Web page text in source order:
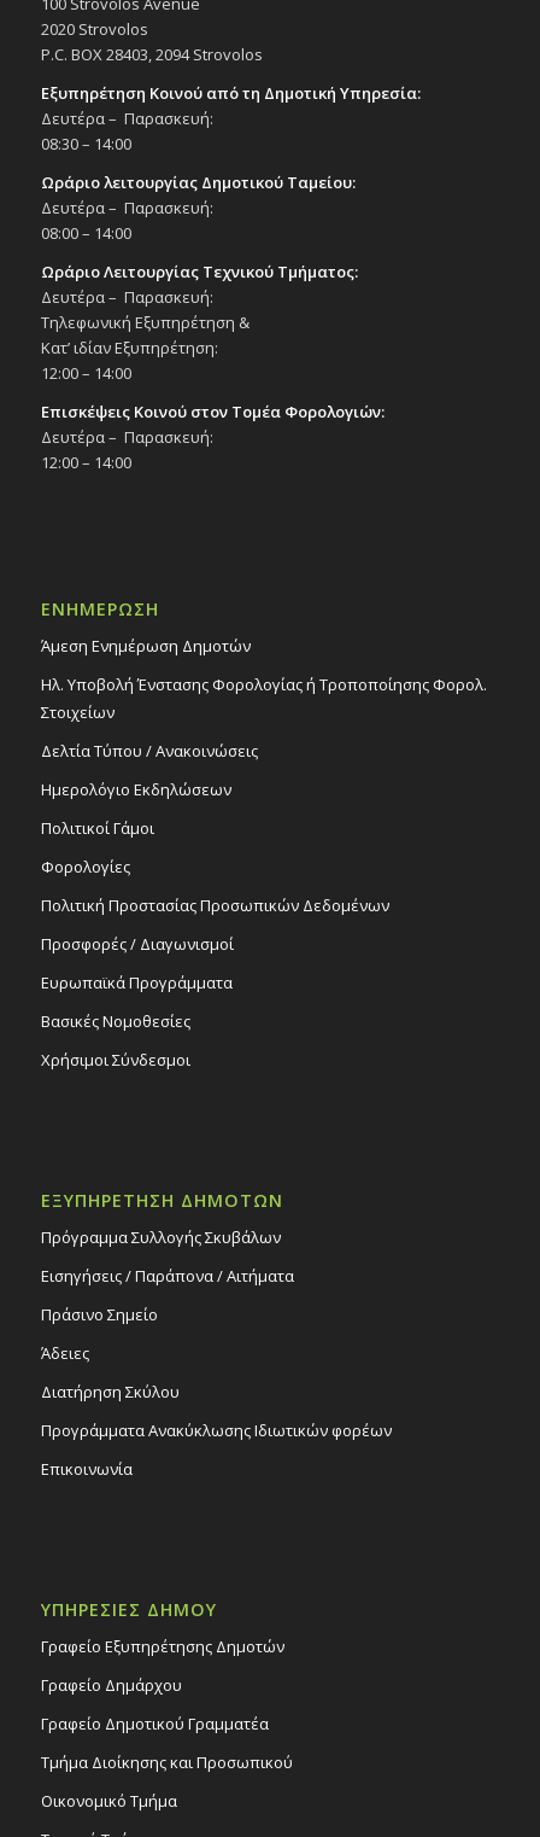
2020 Strovolos
P.C. BOX 28403, 2094 Strovolos
Εξυπηρέτηση Κοινού από τη Δημοτική Υπηρεσία:
Δευτέρα – Παρασκευή:
08:30 – 14:00
Ωράριο λειτουργίας Δημοτικού Ταμείου:
Δευτέρα – Παρασκευή:
08:00 – 14:00
Ωράριο Λειτουργίας Τεχνικού Τμήματος:
Δευτέρα – Παρασκευή:
Τηλεφωνική Εξυπηρέτηση &
Κατ’ ιδίαν Εξυπηρέτηση:
12:00 – 14:00
Επισκέψεις Κοινού στον Τομέα Φορολογιών:
Δευτέρα – Παρασκευή:
12:00 – 14:00
ΕΝΗΜΕΡΩΣΗ
Άμεση Ενημέρωση Δημοτών
Ηλ. Υποβολή Ένστασης Φορολογίας ή Τροποποίησης Φορολ.
Στοιχείων
Δελτία Τύπου / Ανακοινώσεις
Ημερολόγιο Εκδηλώσεων
Πολιτικοί Γάμοι
Φορολογίες
Πολιτική Προστασίας Προσωπικών Δεδομένων
Προσφορές / Διαγωνισμοί
Ευρωπαϊκά Προγράμματα
Βασικές Νομοθεσίες
Χρήσιμοι Σύνδεσμοι
ΕΞΥΠΗΡΕΤΗΣΗ ΔΗΜΟΤΩΝ
Πρόγραμμα Συλλογής Σκυβάλων
Εισηγήσεις / Παράπονα / Αιτήματα
Πράσινο Σημείο
Άδειες
Διατήρηση Σκύλου
Προγράμματα Ανακύκλωσης Ιδιωτικών φορέων
Επικοινωνία
ΥΠΗΡΕΣΙΕΣ ΔΗΜΟΥ
Γραφείο Εξυπηρέτησης Δημοτών
Γραφείο Δημάρχου
Γραφείο Δημοτικού Γραμματέα
Τμήμα Διοίκησης και Προσωπικού
Οικονομικό Τμήμα